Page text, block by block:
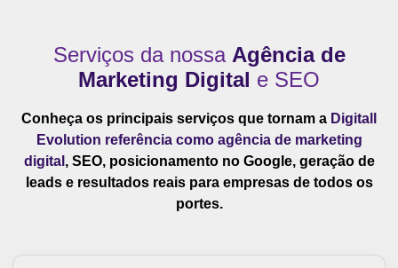
Serviços da nossa Agência de
Marketing Digital e SEO
Conheça os principais serviços que tornam a Digitall
Evolution referência como agência de marketing
digital , SEO, posicionamento no Google, geração de
leads e resultados reais para empresas de todos os
portes.